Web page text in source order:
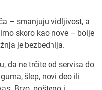
– smanjuju vidljivost, a
skoro kao nove – bolje
je bezbednija.
da ne trčite od servisa do
šlep, novi deo ili